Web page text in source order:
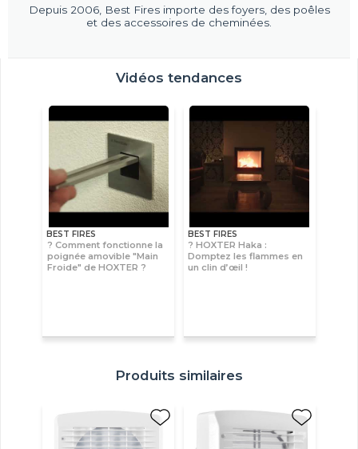
Depuis 2006, Best Fires importe des foyers, des poêles
et des accessoires de cheminées.
Vidéos tendances
BEST FIRES
? Comment fonctionne la
poignée amovible "Main
Froide" de HOXTER ?
BEST FIRES
? HOXTER Haka :
Domptez les flammes en
un clin d’œil !
Produits similaires